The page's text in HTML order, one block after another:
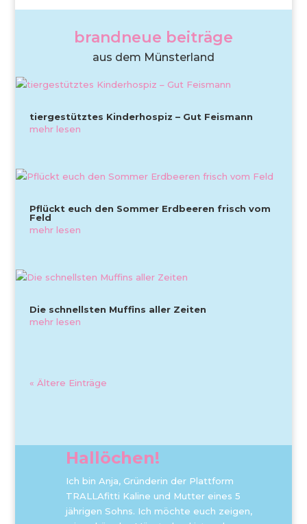
brandneue beiträge
aus dem Münsterland
tiergestütztes Kinderhospiz – Gut Feismann
mehr lesen
Pflückt euch den Sommer Erdbeeren frisch vom
Feld
mehr lesen
Die schnellsten Muffins aller Zeiten
mehr lesen
« Ältere Einträge
Hallöchen!
Ich bin Anja, Gründerin der Plattform
TRALLAfitti Kaline und Mutter eines 5
jährigen Sohns. Ich möchte euch zeigen,